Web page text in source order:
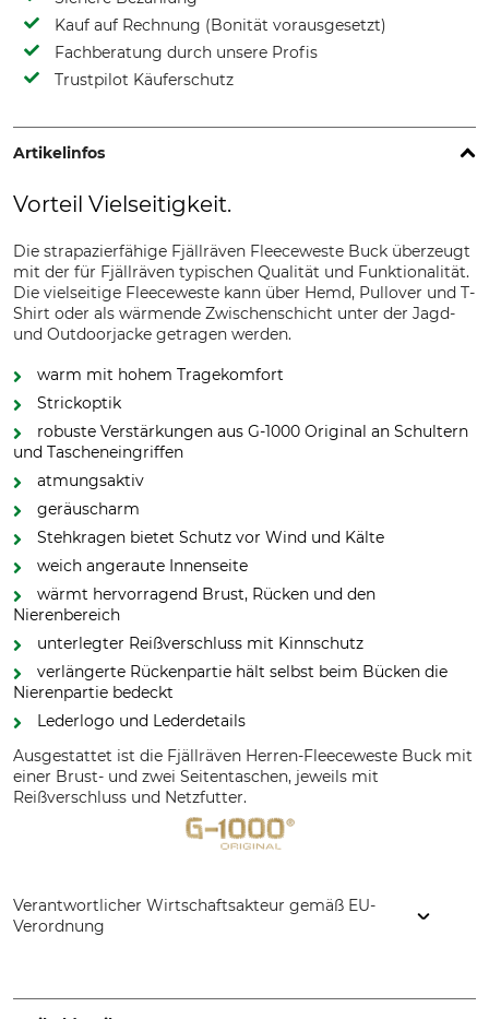
Kauf auf Rechnung (Bonität vorausgesetzt)
Fachberatung durch unsere Profis
Trustpilot Käuferschutz
Artikelinfos
Vorteil Vielseitigkeit.
Die strapazierfähige Fjällräven Fleeceweste Buck überzeugt
mit der für Fjällräven typischen Qualität und Funktionalität.
Die vielseitige Fleeceweste kann über Hemd, Pullover und T-
Shirt oder als wärmende Zwischenschicht unter der Jagd-
und Outdoorjacke getragen werden.
warm mit hohem Tragekomfort
Strickoptik
robuste Verstärkungen aus G-1000 Original an Schultern
und Tascheneingriffen
atmungsaktiv
geräuscharm
Stehkragen bietet Schutz vor Wind und Kälte
weich angeraute Innenseite
wärmt hervorragend Brust, Rücken und den
Nierenbereich
unterlegter Reißverschluss mit Kinnschutz
verlängerte Rückenpartie hält selbst beim Bücken die
Nierenpartie bedeckt
Lederlogo und Lederdetails
Ausgestattet ist die Fjällräven Herren-Fleeceweste Buck mit
einer Brust- und zwei Seitentaschen, jeweils mit
Reißverschluss und Netzfutter.
Verantwortlicher Wirtschaftsakteur gemäß EU-
Verordnung
Sweden, www.fjallraven.com